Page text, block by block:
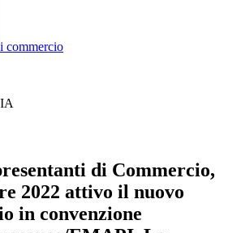
commercio
di Commercio,
2022 attivo il nuovo
in convenzione